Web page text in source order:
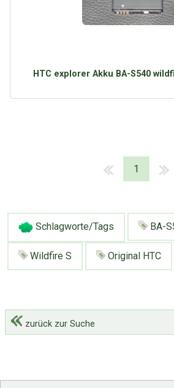
HTC explorer Akku BA-S540
1
Schlagworte/Tags BA-
Wildfire S Original HTC
zurück zur Suche